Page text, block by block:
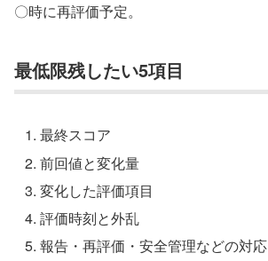
〇時に再評価予定。
最低限残したい5項目
最終スコア
前回値と変化量
変化した評価項目
評価時刻と外乱
報告・再評価・安全管理などの対応